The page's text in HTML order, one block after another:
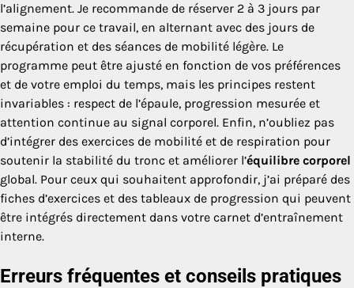
l’alignement. Je recommande de réserver 2 à 3 jours par
semaine pour ce travail, en alternant avec des jours de
récupération et des séances de mobilité légère. Le
programme peut être ajusté en fonction de vos préférences
et de votre emploi du temps, mais les principes restent
invariables : respect de l’épaule, progression mesurée et
attention continue au signal corporel. Enfin, n’oubliez pas
d’intégrer des exercices de mobilité et de respiration pour
soutenir la stabilité du tronc et améliorer l’équilibre corporel
global. Pour ceux qui souhaitent approfondir, j’ai préparé des
fiches d’exercices et des tableaux de progression qui peuvent
être intégrés directement dans votre carnet d’entraînement
interne.
Erreurs fréquentes et conseils pratiques